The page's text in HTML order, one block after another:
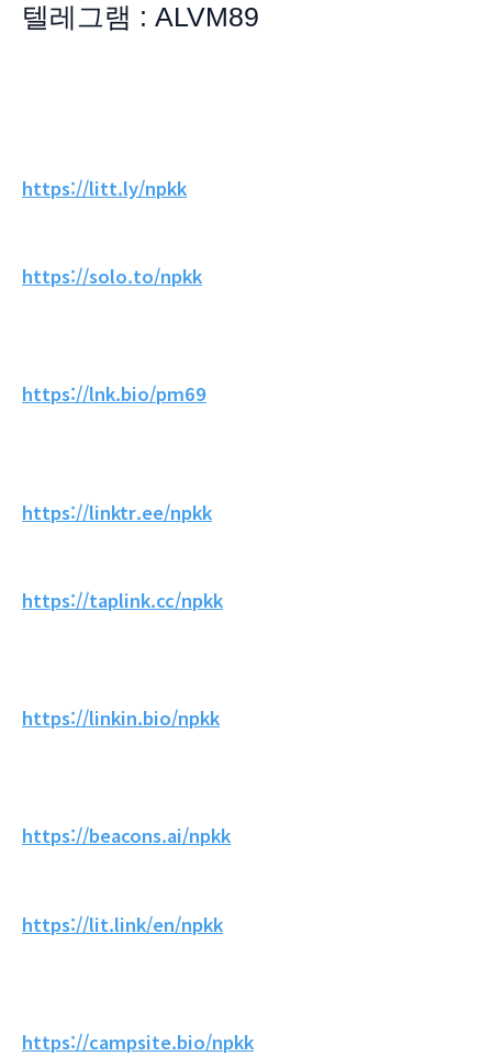
텔레그램 : ALVM89
https://litt.ly/npkk
https://solo.to/npkk
https://lnk.bio/pm69
https://linktr.ee/npkk
https://taplink.cc/npkk
https://linkin.bio/npkk
https://beacons.ai/npkk
https://lit.link/en/npkk
https://campsite.bio/npkk